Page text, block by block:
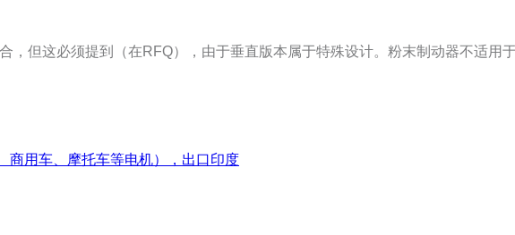
，但这必须提到（在RFQ），由于垂直版本属于特殊设计。粉末制动器不适用
商用车、摩托车等电机），出口印度